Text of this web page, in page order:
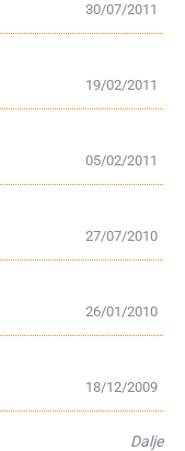
30/07/2011
19/02/2011
05/02/2011
27/07/2010
26/01/2010
18/12/2009
Dalje